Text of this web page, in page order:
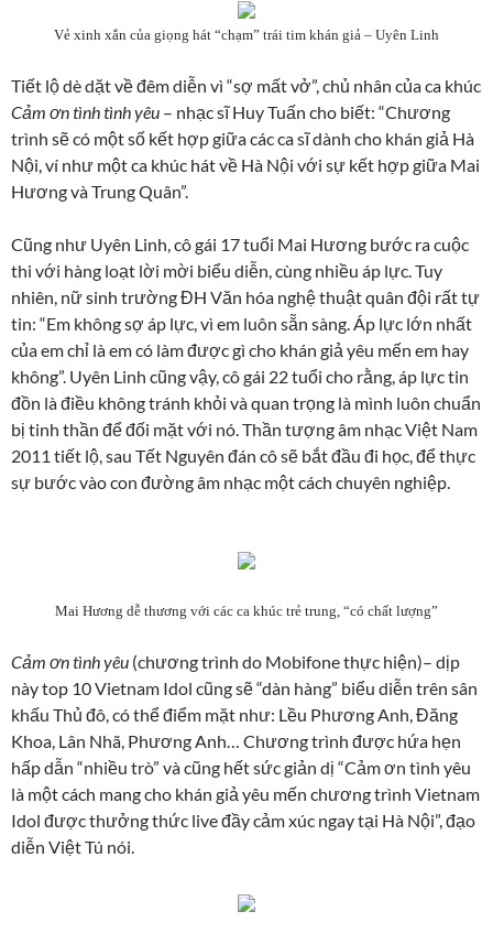
Vẻ xinh xắn của giọng hát “chạm” trái tim khán giả – Uyên Linh
Tiết lộ dè dặt về đêm diễn vì “sợ mất vở”, chủ nhân của ca khúc
Cảm ơn tình tình yêu – nhạc sĩ Huy Tuấn cho biết: “Chương
trình sẽ có một số kết hợp giữa các ca sĩ dành cho khán giả Hà
Nội, ví như một ca khúc hát về Hà Nội với sự kết hợp giữa Mai
Hương và Trung Quân”.
Cũng như Uyên Linh, cô gái 17 tuổi Mai Hương bước ra cuộc
thi với hàng loạt lời mời biểu diễn, cùng nhiều áp lực. Tuy
nhiên, nữ sinh trường ĐH Văn hóa nghệ thuật quân đội rất tự
tin: “Em không sợ áp lực, vì em luôn sẵn sàng. Áp lực lớn nhất
của em chỉ là em có làm được gì cho khán giả yêu mến em hay
không”. Uyên Linh cũng vậy, cô gái 22 tuổi cho rằng, áp lực tin
đồn là điều không tránh khỏi và quan trọng là mình luôn chuẩn
bị tinh thần để đối mặt với nó. Thần tượng âm nhạc Việt Nam
2011 tiết lộ, sau Tết Nguyên đán cô sẽ bắt đầu đi học, để thực
sự bước vào con đường âm nhạc một cách chuyên nghiệp.
Mai Hương dễ thương với các ca khúc trẻ trung, “có chất lượng”
Cảm ơn tình yêu (chương trình do Mobifone thực hiện)– dịp
này top 10 Vietnam Idol cũng sẽ “dàn hàng” biểu diễn trên sân
khấu Thủ đô, có thể điểm mặt như: Lều Phương Anh, Đăng
Khoa, Lân Nhã, Phương Anh… Chương trình được hứa hẹn
hấp dẫn “nhiều trò” và cũng hết sức giản dị “Cảm ơn tình yêu
là một cách mang cho khán giả yêu mến chương trình Vietnam
Idol được thưởng thức live đầy cảm xúc ngay tại Hà Nội”, đạo
diễn Việt Tú nói.